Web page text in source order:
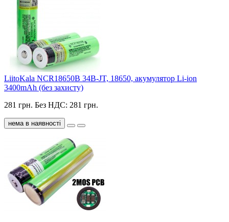
LiitoKala NCR18650B 34B-JT, 18650, акумулятор Li-ion
3400mAh (без захисту)
281 грн. Без НДС: 281 грн.
нема в наявності